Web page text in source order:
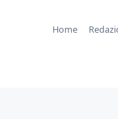
Home